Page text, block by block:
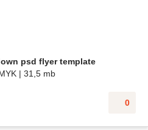
psd flyer template
| 31,5 mb
0